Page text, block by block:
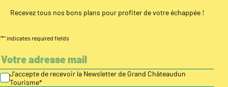
Recevez tous nos bons plans pour profiter de votre échappée !
"*" indicates required fields
J’accepte de recevoir la Newsletter de Grand Châteaudun
Tourisme*